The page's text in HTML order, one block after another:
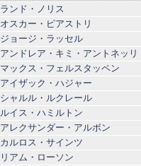
ランド・ノリス
オスカー・ピアストリ
ジョージ・ラッセル
アンドレア・キミ・アントネッリ
マックス・フェルスタッペン
アイザック・ハジャー
シャルル・ルクレール
ルイス・ハミルトン
アレクサンダー・アルボン
カルロス・サインツ
リアム・ローソン